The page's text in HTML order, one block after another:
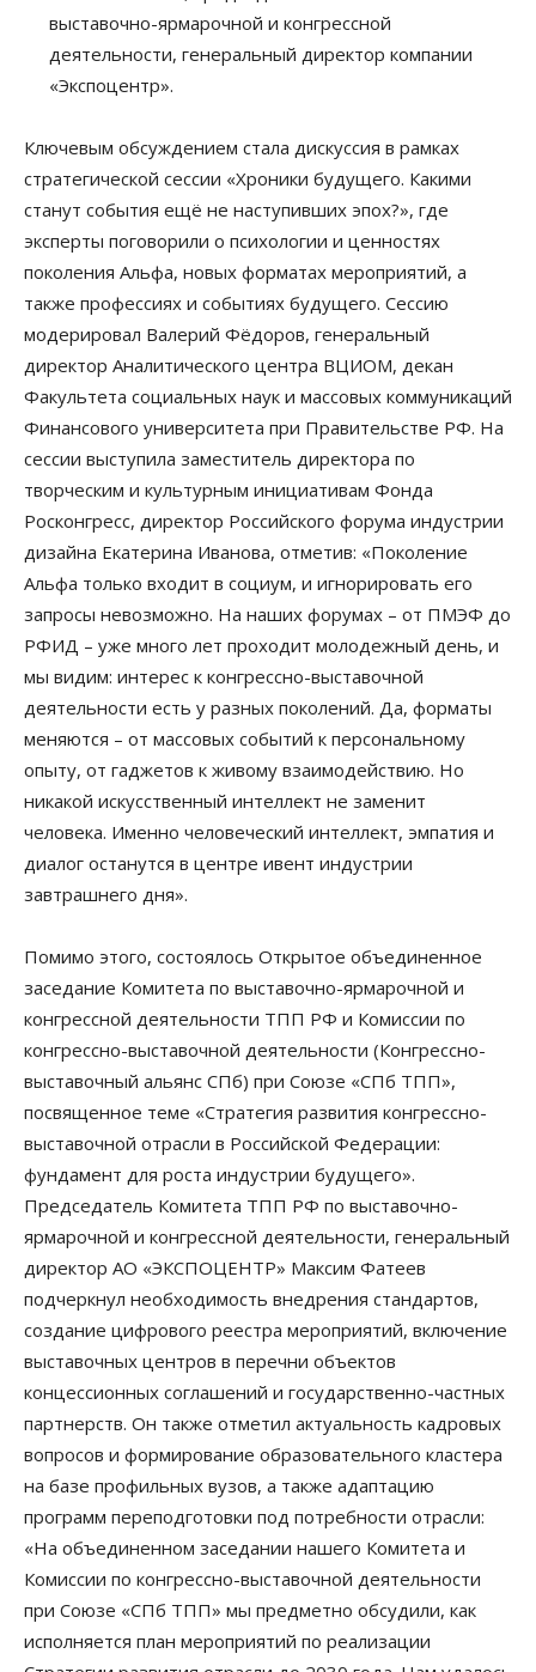
выставочно-ярмарочной и конгрессной
деятельности, генеральный директор компании
«Экспоцентр».
Ключевым обсуждением стала дискуссия в рамках
стратегической сессии «Хроники будущего. Какими
станут события ещё не наступивших эпох?», где
эксперты поговорили о психологии и ценностях
поколения Альфа, новых форматах мероприятий, а
также профессиях и событиях будущего. Сессию
модерировал Валерий Фёдоров, генеральный
директор Аналитического центра ВЦИОМ, декан
Факультета социальных наук и массовых коммуникаций
Финансового университета при Правительстве РФ. На
сессии выступила заместитель директора по
творческим и культурным инициативам Фонда
Росконгресс, директор Российского форума индустрии
дизайна Екатерина Иванова, отметив: «Поколение
Альфа только входит в социум, и игнорировать его
запросы невозможно. На наших форумах – от ПМЭФ до
РФИД – уже много лет проходит молодежный день, и
мы видим: интерес к конгрессно-выставочной
деятельности есть у разных поколений. Да, форматы
меняются – от массовых событий к персональному
опыту, от гаджетов к живому взаимодействию. Но
никакой искусственный интеллект не заменит
человека. Именно человеческий интеллект, эмпатия и
диалог останутся в центре ивент индустрии
завтрашнего дня».
Помимо этого, состоялось Открытое объединенное
заседание Комитета по выставочно-ярмарочной и
конгрессной деятельности ТПП РФ и Комиссии по
конгрессно-выставочной деятельности (Конгрессно-
выставочный альянс СПб) при Союзе «СПб ТПП»,
посвященное теме «Стратегия развития конгрессно-
выставочной отрасли в Российской Федерации:
фундамент для роста индустрии будущего».
Председатель Комитета ТПП РФ по выставочно-
ярмарочной и конгрессной деятельности, генеральный
директор АО «ЭКСПОЦЕНТР» Максим Фатеев
подчеркнул необходимость внедрения стандартов,
создание цифрового реестра мероприятий, включение
выставочных центров в перечни объектов
концессионных соглашений и государственно-частных
партнерств. Он также отметил актуальность кадровых
вопросов и формирование образовательного кластера
на базе профильных вузов, а также адаптацию
программ переподготовки под потребности отрасли:
«На объединенном заседании нашего Комитета и
Комиссии по конгрессно-выставочной деятельности
при Союзе «СПб ТПП» мы предметно обсудили, как
исполняется план мероприятий по реализации